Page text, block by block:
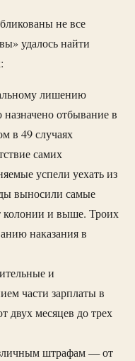
не все
удалось найти
лишению
отбывание в
в 49 случаях
самих
успели уехать из
выносили самые
колонии и выше. Троих
наказания в
и
части зарплаты в
двух месяцев до трех
штрафам — от